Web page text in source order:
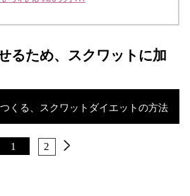
るため、スクワットに加
くる、スクワットダイエットの方法
1 2